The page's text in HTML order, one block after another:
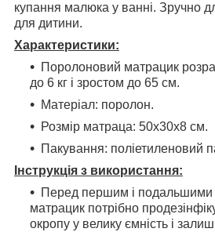
купання малюка у ванні. Зручно
для дитини.
Характеристики:
Поролоновий матрацик
до 6 кг і зростом до 65 см.
Матеріал: поролон.
Розмір матраца: 50х30х8 см.
Пакування: поліетиленовий
Інструкція з використання:
Перед першим і подальшими
матрацик потрібно
окропу у велику ємність і